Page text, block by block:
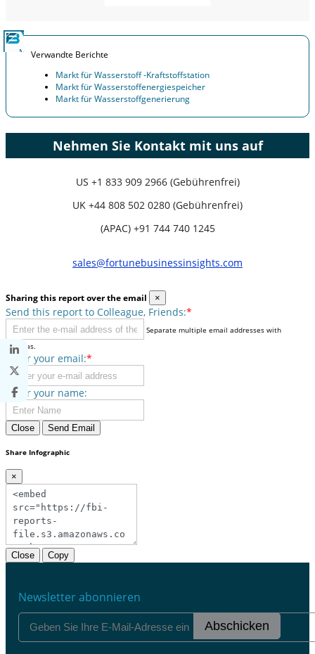
Verwandte Berichte
Markt für Wasserstoff -Kraftstoffstation
Markt für Wasserstoffenergiespeicher
Markt für Wasserstoffgenerierung
Nehmen Sie Kontakt mit uns auf
US +1 833 909 2966 (Gebührenfrei)
UK +44 808 502 0280 (Gebührenfrei)
(APAC) +91 744 740 1245
sales@fortunebusinessinsights.com
Sharing this report over the email ×
Send this report to Colleague, Friends:*
Separate multiple email addresses with
commas.
Enter your email:*
Enter your name:
Close Send Email
Share Infographic
×
Close Copy
Newsletter abonnieren
Abschicken